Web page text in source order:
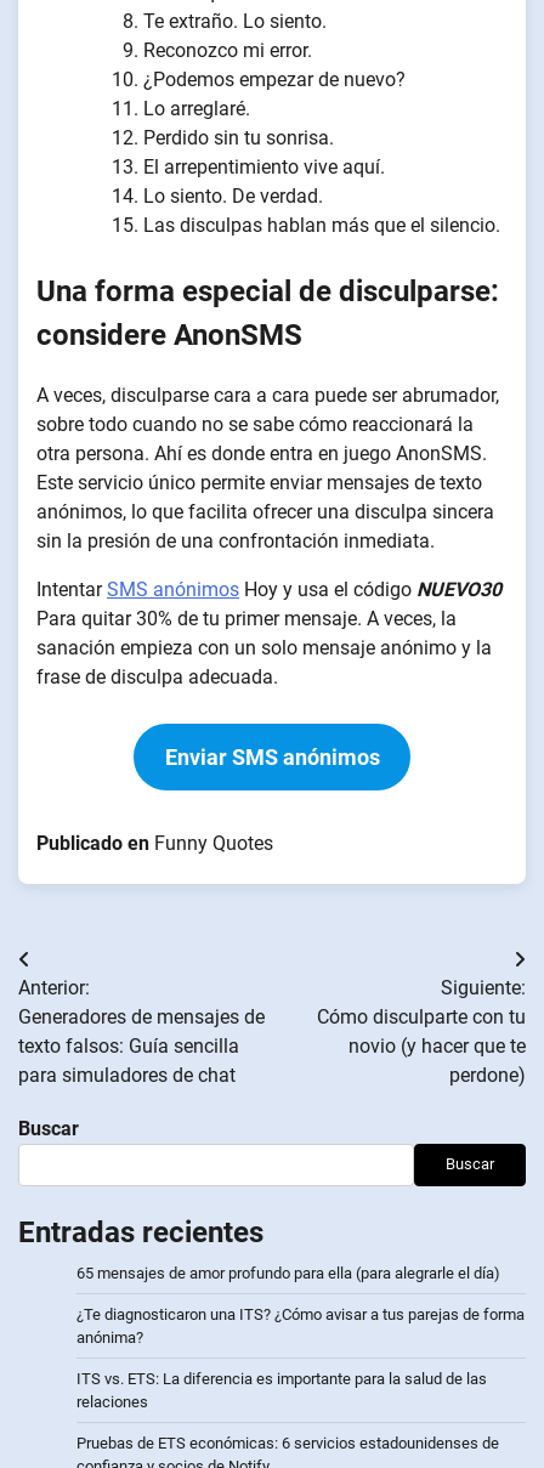
Te extraño. Lo siento.
Reconozco mi error.
¿Podemos empezar de nuevo?
Lo arreglaré.
Perdido sin tu sonrisa.
El arrepentimiento vive aquí.
Lo siento. De verdad.
Las disculpas hablan más que el silencio.
Una forma especial de disculparse:
considere AnonSMS
A veces, disculparse cara a cara puede ser abrumador,
sobre todo cuando no se sabe cómo reaccionará la
otra persona. Ahí es donde entra en juego AnonSMS.
Este servicio único permite enviar mensajes de texto
anónimos, lo que facilita ofrecer una disculpa sincera
sin la presión de una confrontación inmediata.
IntentarSMS anónimos Hoy y usa el código NUEVO30
Para quitar 30% de tu primer mensaje. A veces, la
sanación empieza con un solo mensaje anónimo y la
frase de disculpa adecuada.
Enviar SMS anónimos
Publicado en Funny Quotes
Navegación
de
entradas
Anterior:
Generadores de mensajes de
texto falsos: Guía sencilla
para simuladores de chat
Siguiente:
Cómo disculparte con tu
novio (y hacer que te
perdone)
Buscar
Buscar
Entradas recientes
65 mensajes de amor profundo para ella (para alegrarle el día)
¿Te diagnosticaron una ITS? ¿Cómo avisar a tus parejas de forma
anónima?
ITS vs. ETS: La diferencia es importante para la salud de las
relaciones
Pruebas de ETS económicas: 6 servicios estadounidenses de